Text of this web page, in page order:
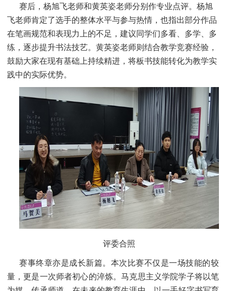
赛后，杨旭飞老师和黄英姿老师分别作专业点评。杨旭
飞老师肯定了选手的整体水平与参与热情，也指出部分作品
在笔画规范和表现力上的不足，建议同学们多看、多学、多
练，逐步提升书法技艺。黄英姿老师则结合教学竞赛经验，
鼓励大家在现有基础上持续精进，将板书技能转化为教学实
践中的实际优势。
评委合照
赛事终章亦是成长新篇。本次比赛不仅是一场技能的较
量，更是一次师者初心的淬炼。马克思主义学院学子将以笔